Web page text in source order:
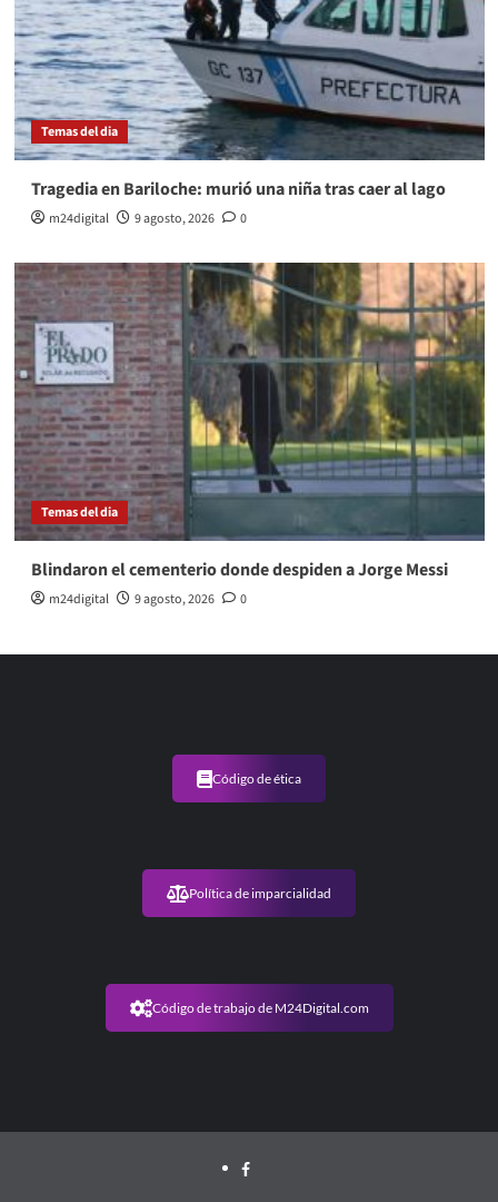
Temas del dia
Tragedia en Bariloche: murió una niña tras caer al lago
m24digital 9 agosto, 2026 0
Temas del dia
Blindaron el cementerio donde despiden a Jorge Messi
m24digital 9 agosto, 2026 0
Código de ética
Política de imparcialidad
Código de trabajo de M24Digital.com